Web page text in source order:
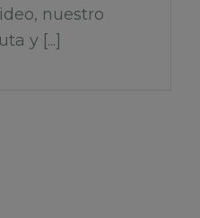
nuestro
y [...]